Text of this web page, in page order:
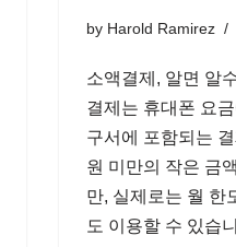
by Harold Ramirez
소액결제, 알면 알
결제는 휴대폰 요
구서에 포함되는
원 미만의 작은 금
만, 실제로는 월 한
도 이용할 수 있습